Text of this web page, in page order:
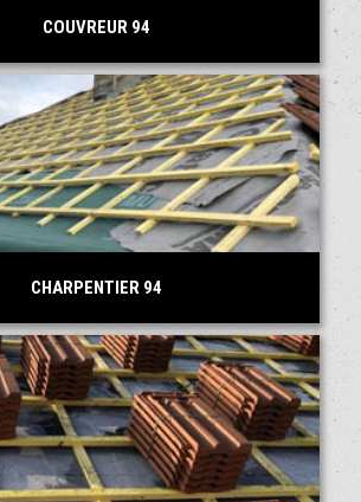
COUVREUR 94
CHARPENTIER 94